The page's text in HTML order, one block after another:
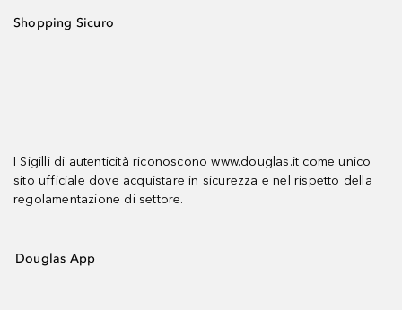
Shopping Sicuro
I Sigilli di autenticità riconoscono www.douglas.it come unico
sito ufficiale dove acquistare in sicurezza e nel rispetto della
regolamentazione di settore.
Douglas App